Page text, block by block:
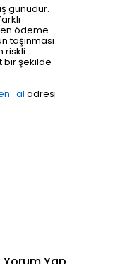
günüdür.
ödeme
taşınması
riskli
bir şekilde
adresinden